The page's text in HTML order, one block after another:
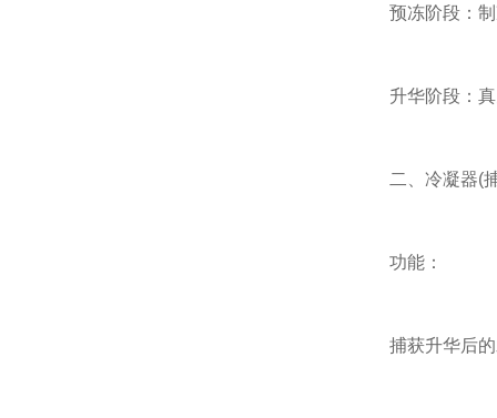
预冻阶段：制
升华阶段：真
二、冷凝器(
功能：
捕获升华后的